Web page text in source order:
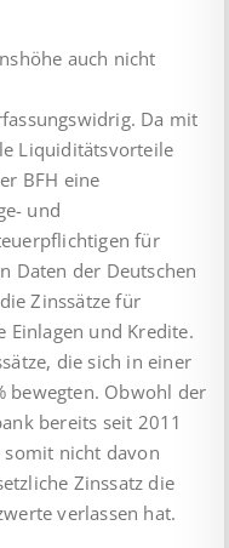
auch nicht
Da mit
Liquiditätsvorteile
BFH eine
und
für
Daten der Deutschen
Zinssätze für
Einlagen und Kredite.
die sich in einer
bewegten. Obwohl der
bereits seit 2011
nicht davon
Zinssatz die
verlassen hat.